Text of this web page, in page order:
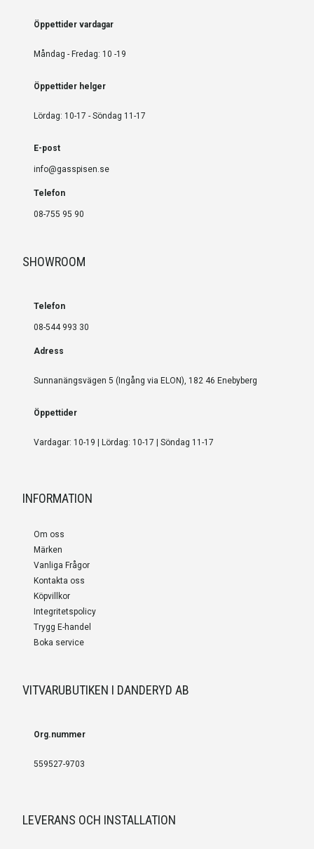
Öppettider vardagar
Måndag - Fredag: 10 -19
Öppettider helger
Lördag: 10-17 - Söndag 11-17
E-post
info@gasspisen.se
Telefon
08-755 95 90
SHOWROOM
Telefon
08-544 993 30
Adress
Sunnanängsvägen 5 (Ingång via ELON), 182 46 Enebyberg
Öppettider
Vardagar: 10-19 | Lördag: 10-17 | Söndag 11-17
INFORMATION
Om oss
Märken
Vanliga Frågor
Kontakta oss
Köpvillkor
Integritetspolicy
Trygg E-handel
Boka service
VITVARUBUTIKEN I DANDERYD AB
Org.nummer
559527-9703
LEVERANS OCH INSTALLATION